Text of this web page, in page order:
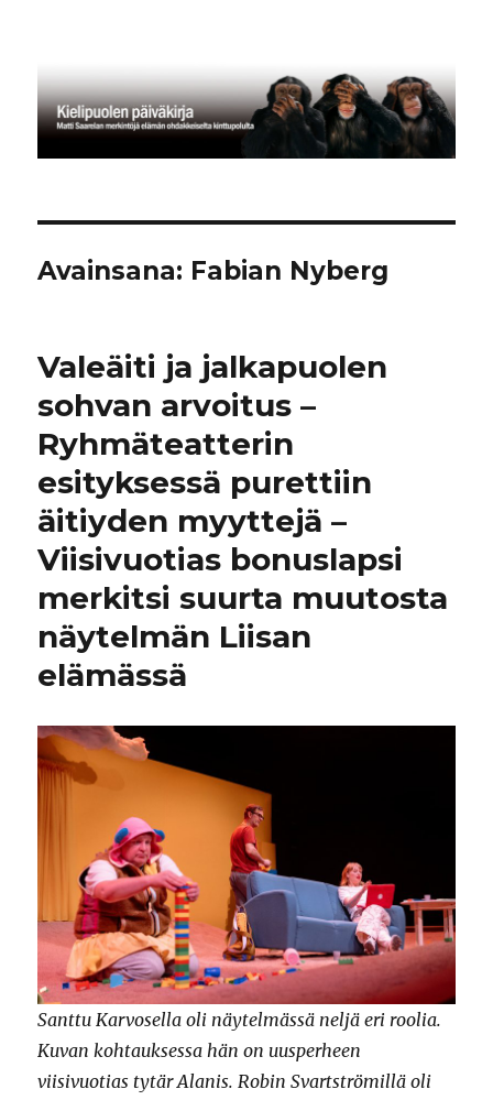
Avainsana: Fabian Nyberg
Valeäiti ja jalkapuolen
sohvan arvoitus –
Ryhmäteatterin
esityksessä purettiin
äitiyden myyttejä –
Viisivuotias bonuslapsi
merkitsi suurta muutosta
näytelmän Liisan
elämässä
Santtu Karvosella oli näytelmässä neljä eri roolia.
Kuvan kohtauksessa hän on uusperheen
viisivuotias tytär Alanis. Robin Svartströmillä oli